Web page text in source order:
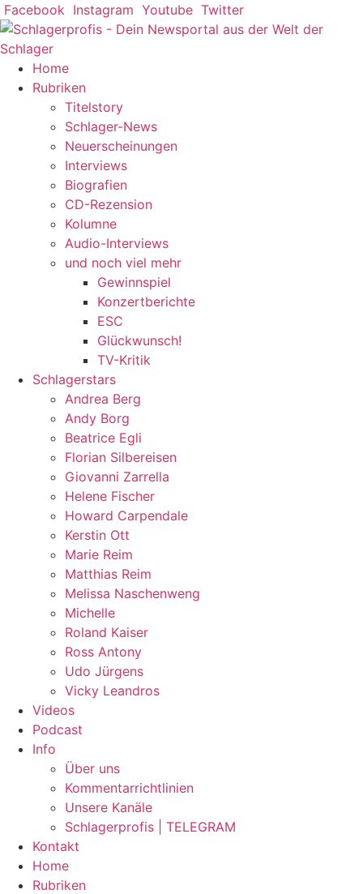
Zum
Inhalt
springen
Facebook Instagram Youtube Twitter
Home
Rubriken
Titelstory
Schlager-News
Neuerscheinungen
Interviews
Biografien
CD-Rezension
Kolumne
Audio-Interviews
und noch viel mehr
Gewinnspiel
Konzertberichte
ESC
Glückwunsch!
TV-Kritik
Schlagerstars
Andrea Berg
Andy Borg
Beatrice Egli
Florian Silbereisen
Giovanni Zarrella
Helene Fischer
Howard Carpendale
Kerstin Ott
Marie Reim
Matthias Reim
Melissa Naschenweng
Michelle
Roland Kaiser
Ross Antony
Udo Jürgens
Vicky Leandros
Videos
Podcast
Info
Über uns
Kommentarrichtlinien
Unsere Kanäle
Schlagerprofis | TELEGRAM
Kontakt
Home
Rubriken